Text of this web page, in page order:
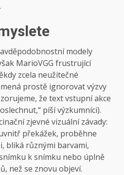
modely
MarioVGG frustrující
zcela neužitečné
prostě ignorovat výzvy
že text vstupní akce
píší výzkumníci).
zjevné vizuální závady:
překážek, proběhne
bliká různými barvami,
k snímku nebo úplně
než se znovu objeví.